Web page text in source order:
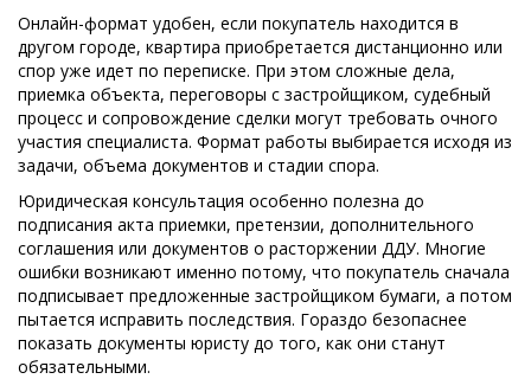
Онлайн-формат удобен, если покупатель находится в
другом городе, квартира приобретается дистанционно или
спор уже идет по переписке. При этом сложные дела,
приемка объекта, переговоры с застройщиком, судебный
процесс и сопровождение сделки могут требовать очного
участия специалиста. Формат работы выбирается исходя из
задачи, объема документов и стадии спора.
Юридическая консультация особенно полезна до
подписания акта приемки, претензии, дополнительного
соглашения или документов о расторжении ДДУ. Многие
ошибки возникают именно потому, что покупатель сначала
подписывает предложенные застройщиком бумаги, а потом
пытается исправить последствия. Гораздо безопаснее
показать документы юристу до того, как они станут
обязательными.